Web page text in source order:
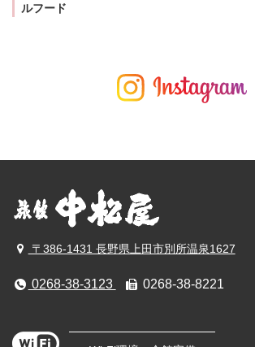
ルフード
〒386-1431 長野県上田市別所温泉1627
0268-38-3123 0268-38-8221